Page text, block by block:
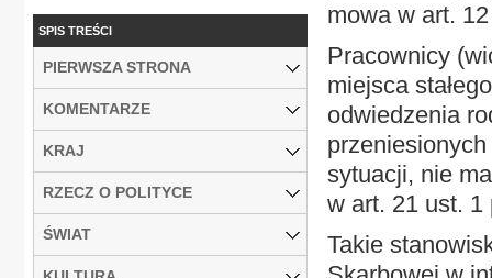
mowa w art.
Pracownicy
miejsca
odwiedzenia
sytuacji, nie
w art. 21 ust. 1
Takie
SPIS TREŚCI
PIERWSZA STRONA
KOMENTARZE
KRAJ
RZECZ O POLITYCE
ŚWIAT